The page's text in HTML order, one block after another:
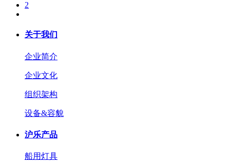
2
关于我们
企业简介
企业文化
组织架构
设备&容貌
沪乐产品
船用灯具